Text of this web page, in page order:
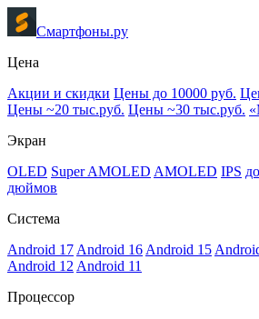
Смартфоны.ру
Цена
Акции и скидки Цены до 10000 руб.
Цены ~20 тыс.руб. Цены ~30 тыс.руб.
Экран
OLED Super AMOLED AMOLED IPS
дюймов
Система
Android 17 Android 16 Android 15
Android 12 Android 11
Процессор